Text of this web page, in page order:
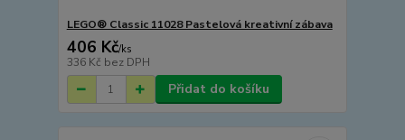
LEGO® Classic 11028 Pastelová kreativní zábava
406 Kč/ks
336 Kč bez DPH
Přidat do košíku